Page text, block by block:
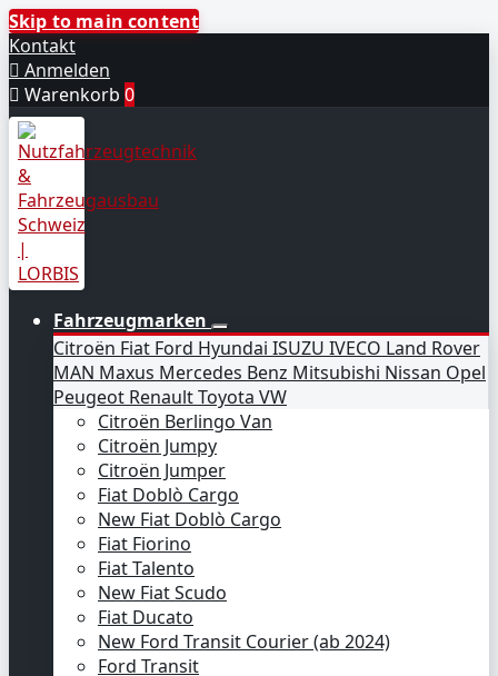
Skip to main content
Kontakt
 Anmelden
 Warenkorb 0
Fahrzeugmarken
Citroën Fiat Ford Hyundai ISUZU IVECO Land Rover
MAN Maxus Mercedes Benz Mitsubishi Nissan Opel
Peugeot RenaultToyota VW
Citroën Berlingo Van
Citroën Jumpy
Citroën Jumper
Fiat Doblò Cargo
New Fiat Doblò Cargo
Fiat Fiorino
Fiat Talento
New Fiat Scudo
Fiat Ducato
New Ford Transit Courier (ab 2024)
Ford Transit